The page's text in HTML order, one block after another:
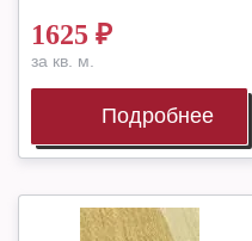
1625 ₽
за кв. м.
Подробнее